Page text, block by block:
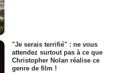
"Je serais terrifié" : ne vous
attendez surtout pas à ce que
Christopher Nolan réalise ce
genre de film !